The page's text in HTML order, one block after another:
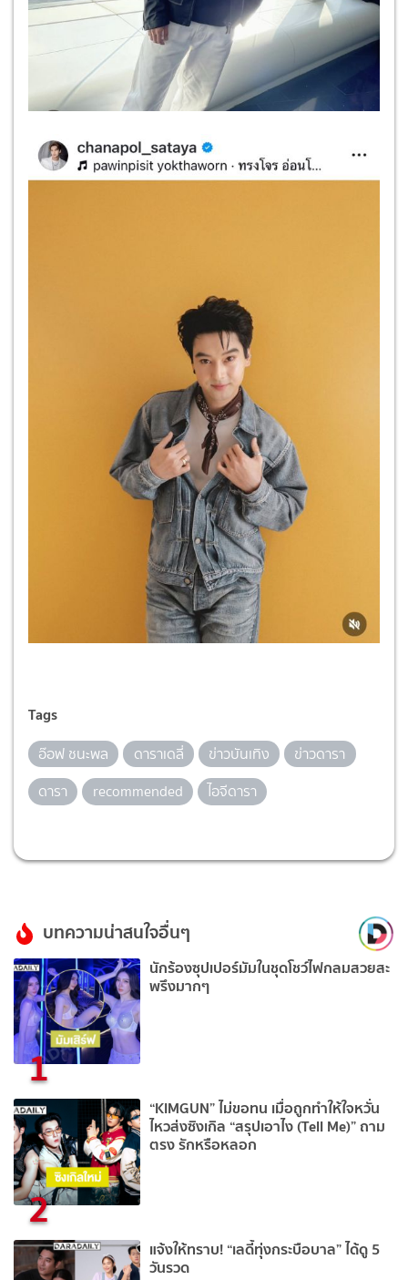
Tags
อ๊อฟ ชนะพล ดาราเดลี่ ข่าวบันเทิง
ข่าวดารา
ดารา
recommended ไอจีดารา
บทความน่าสนใจอื่นๆ
1
นักร้องซุปเปอร์มัมในชุดโชว์ไฟกลมสวยสะ
พรึงมากๆ
2
“KIMGUN” ไม่ขอทน เมื่อถูกทำให้ใจหวั่น
ไหวส่งซิงเกิล “สรุปเอาไง (Tell Me)” ถาม
ตรง รักหรือหลอก
แจ้งให้ทราบ! “เลดี้ทุ่งกระบือบาล” ได้ดู 5
วันรวด